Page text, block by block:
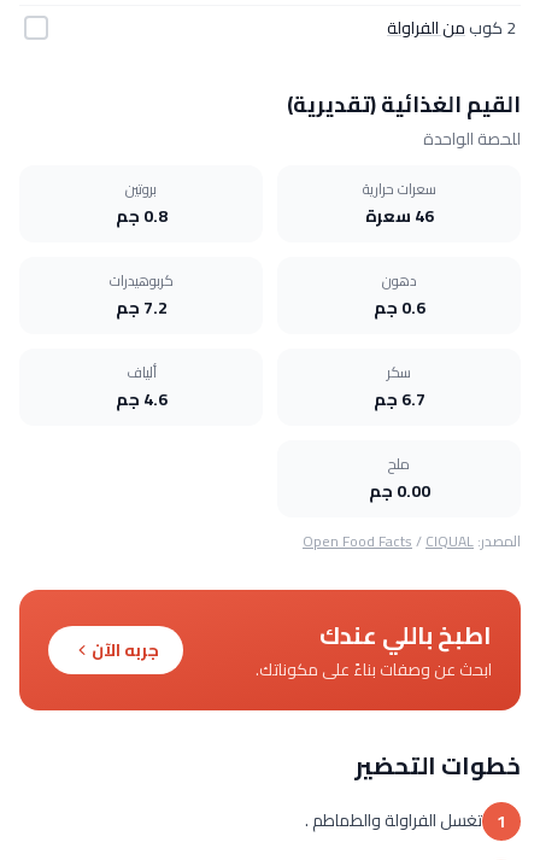
2 كوب
من الفراولة
القيم الغذائية (تقديرية)
للحصة الواحدة
سعرات حرارية
46 سعرة
بروتين
0.8 جم
دهون
0.6 جم
كربوهيدرات
7.2 جم
سكر
6.7 جم
ألياف
4.6 جم
ملح
0.00 جم
المصدر: Open Food Facts/CIQUAL
اطبخ باللي عندك
ابحث عن وصفات بناءً على مكوناتك.
جربه الآن
خطوات التحضير
1 تغسل الفراولة والطماطم .